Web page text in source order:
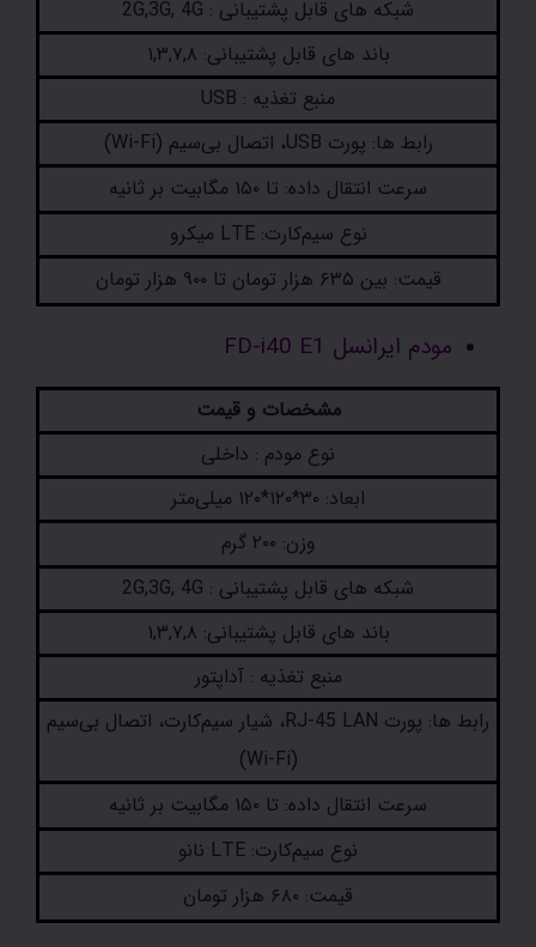
شبکه های قابل پشتیبانی : 2G,3G, 4G
باند های قابل پشتیبانی: ۱,۳,۷,۸
منبع تغذیه : USB
رابط ها: پورت USB، اتصال بی‌سیم (Wi-Fi)
سرعت انتقال داده: تا ۱۵۰ مگابیت بر ثانیه
نوع سیم‌کارت: LTE میکرو
قیمت: بین ۶۳۵ هزار تومان تا ۹۰۰ هزار تومان
مودم ایرانسل FD-i40 E1
مشخصات و قیمت
نوع مودم : داخلی
ابعاد: ۳۰*۱۲۰*۱۲۰ میلی‌متر
وزن: ۲۰۰ گرم
شبکه های قابل پشتیبانی : 2G,3G, 4G
باند های قابل پشتیبانی: ۱,۳,۷,۸
منبع تغذیه : آداپتور
رابط ها: پورت RJ-45 LAN، شیار سیم‌کارت، اتصال بی‌سیم
(Wi-Fi)
سرعت انتقال داده: تا ۱۵۰ مگابیت بر ثانیه
نوع سیم‌کارت: LTE نانو
قیمت: ۶۸۰ هزار تومان